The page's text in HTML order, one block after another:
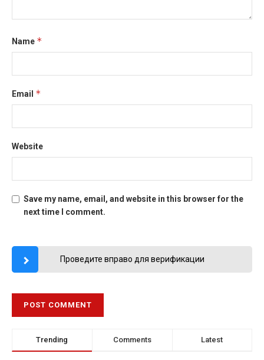
Name *
Email *
Website
Save my name, email, and website in this browser for the
next time I comment.
Проведите вправо для верификации
Trending Comments Latest